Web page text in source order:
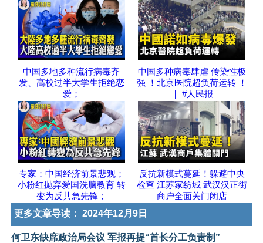
中国多地多种流行病毒齐
发、高校过半大学生拒绝恋
爱；
中国多种病毒肆虐 传染性极
强 ！北京医院超负荷运转 ！
｜ #人民报
专家：中国经济前景悲观；
小粉红抛弃爱国洗脑教育 转
变为反共急先锋；
反抗新模式蔓延！躲避中央
检查 江苏家纺城 武汉汉正街
商户全面关门闭店
更多文章导读： 2024年12月9日
何卫东缺席政治局会议 军报再提“首长分工负责制”